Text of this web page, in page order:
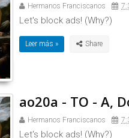
Hermanos Franciscanos
Let's block ads! (Why?)
Leer más »
ao20a - TO - A,
Hermanos Franciscanos
Let's block ads! (Why?)